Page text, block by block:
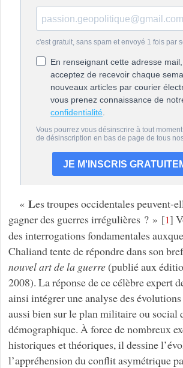
« Les troupes occidentales peuvent-
gagner des guerres irrégulières ? » [1]
des interrogations fondamentales
Chaliand tente de répondre dans son
nouvel art de la guerre(publié aux
2008). La réponse de ce célèbre expert
ainsi intégrer une analyse des évolutions
aussi bien sur le plan militaire ou social
démographique. À force de nombreux
historiques et théoriques, il dessine
l’appréhension du conflit asymétrique